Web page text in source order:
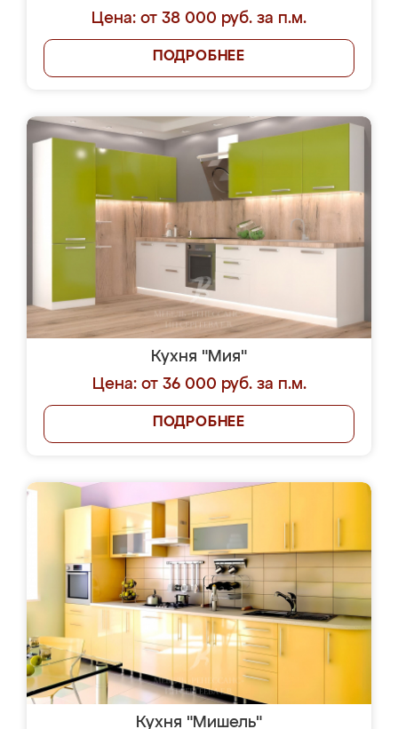
Цена: от 38 000 руб. за п.м.
ПОДРОБНЕЕ
Кухня "Мия"
Цена: от 36 000 руб. за п.м.
ПОДРОБНЕЕ
Кухня "Мишель"